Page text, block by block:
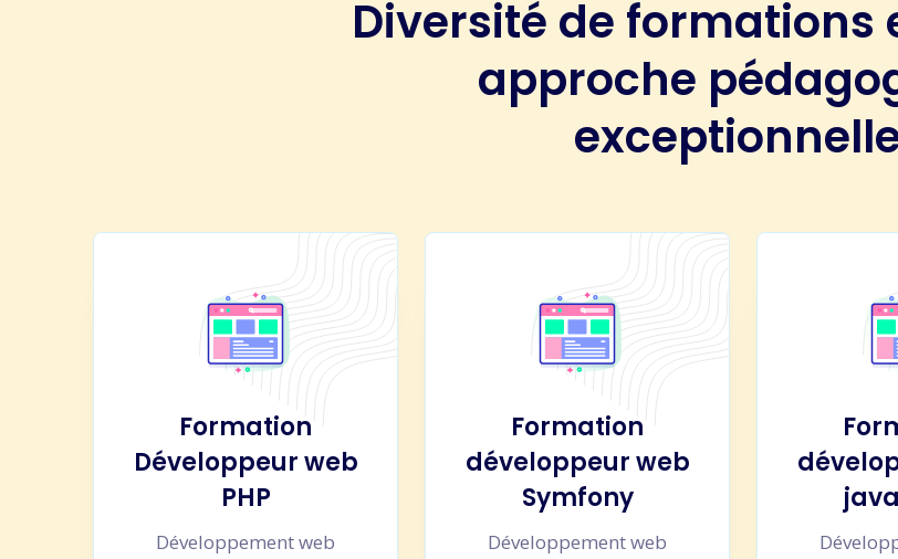
Diversité de formations
approche
Formation
Développeur web
PHP
Développement web
Formation
développeur web
Symfony
Développement web